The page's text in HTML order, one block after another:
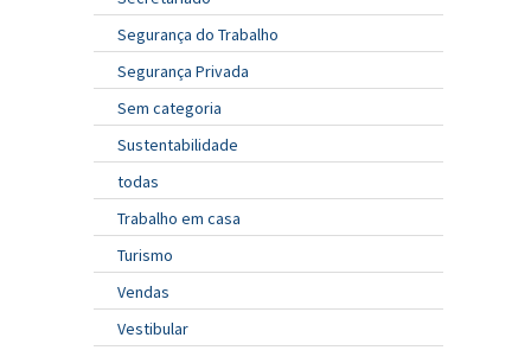
Segurança do Trabalho
Segurança Privada
Sem categoria
Sustentabilidade
todas
Trabalho em casa
Turismo
Vendas
Vestibular